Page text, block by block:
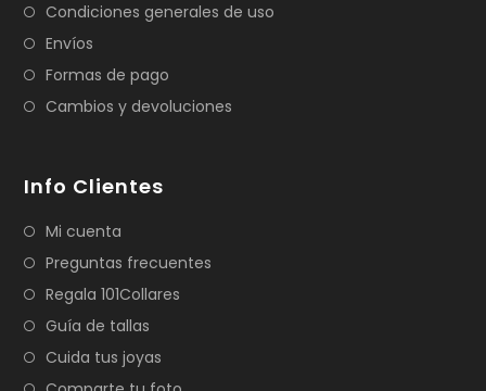
Condiciones generales de uso
Envíos
Formas de pago
Cambios y devoluciones
Info Clientes
Mi cuenta
Preguntas frecuentes
Regala 101Collares
Guía de tallas
Cuida tus joyas